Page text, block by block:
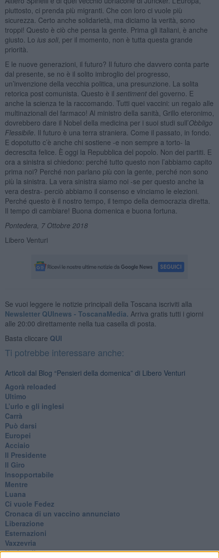
piuttosto, ci prenda più migranti. Che con loro ci vuole più
sicurezza. Certo anche solidarietà, ma diciamo la verità, sono
troppi! Questo è ciò che pensa la gente. Prima gli italiani, è anche
giusto. Lo ius soli, per il momento, non è tutta questa grande
priorità.
E le nuove generazioni, il futuro? Il futuro che davvero conta parte
dal presente, se no è il solito imbroglio del progresso,
un’invenzione della vecchia politica, una presunzione. La solita
retorica post comunista. Questo è il sentimentdel governo. E
anche la scienza te la raccomando. Tutti quei vaccini: un regalo alle
multinazionali del farmaco! Al ministro della sanità, Grillo eteronimo,
dovrebbero dare il Nobel della medicina per i suoi studi sull’Obbligo
Flessibile . Il futuro è una terra straniera. Come il passato, in fondo.
E dopotutto c’è anche chi sostiene -e non sempre a torto- la
decrescita felice. È oggi la Repubblica del popolo. Non dei partiti. E
ora a sinistra si chiedono: perché tutto questo non l’abbiamo capito
prima noi? Perché non parlano più con la gente, perché non sono
più la sinistra. La vera sinistra siamo noi -se per questo anche la
vera destra- perciò abbiamo il consenso e vinciamo le elezioni.
Perché questo è il nostro tempo, il tempo della democrazia diretta.
Il tempo di cambiare! Buona domenica e buona fortuna.
Pontedera, 7 Ottobre 2018
Libero Venturi
Se vuoi leggere le notizie principali della Toscana iscriviti alla
Newsletter QUInews - ToscanaMedia. Arriva gratis tutti i giorni
alle 20:00 direttamente nella tua casella di posta.
Basta cliccare QUI
Ti potrebbe interessare anche:
Articoli dal Blog “Pensieri della domenica” di Libero Venturi
​Agorà reloaded
Ultimo
​L’urlo e gli inglesi
Carrà
Può darsi
Europei
Acciaio
Il Presidente
​Il Giro
Insopportabile
​Mentre
Luana
​Ci vuole Fedez
​Cronaca di un vaccino annunciato
​Liberazione
Esternazioni
Vaxzevria
Nazionali